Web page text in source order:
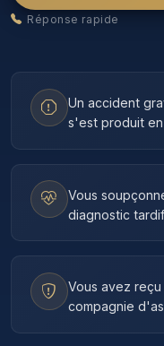
Réponse rapide
Un accident
s'est produit
Vous
diagnostic
Vous avez
compagnie